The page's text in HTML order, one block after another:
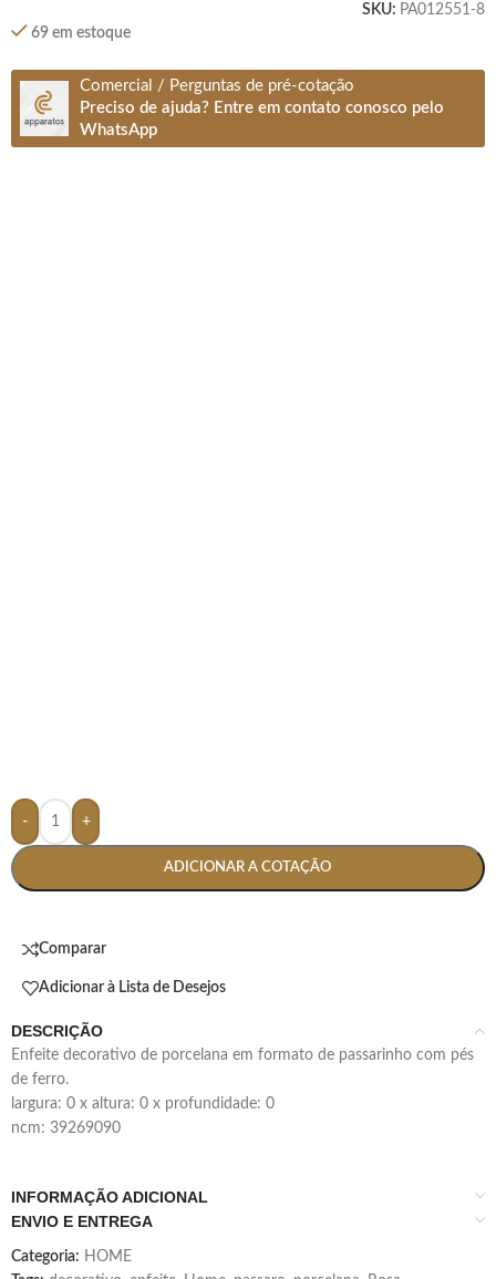
SKU: PA012551-8
69 em estoque
Comercial / Perguntas de pré-cotação
Preciso de ajuda? Entre em contato conosco pelo
WhatsApp
- +
ADICIONAR A COTAÇÃO
Comparar
Adicionar à Lista de Desejos
DESCRIÇÃO
enfeite decorativo de porcelana em formato de passarinho com pés
de ferro.
largura: 0 x altura: 0 x profundidade: 0
ncm: 39269090
INFORMAÇÃO ADICIONAL
ENVIO E ENTREGA
Categoria: HOME